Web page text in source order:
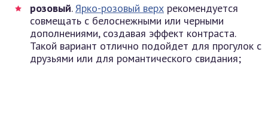
розовый. Ярко-розовый верх рекомендуется
совмещать с белоснежными или черными
дополнениями, создавая эффект контраста.
Такой вариант отлично подойдет для прогулок с
друзьями или для романтического свидания;